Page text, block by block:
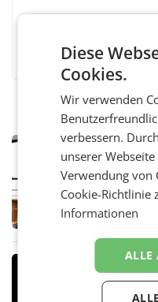
fordert
WIEN
den
Diese
Cookies.
Wir verwenden
verbessern.
unserer
Verwendung von
Cookie-Richtlinie
Informationen
ALLE